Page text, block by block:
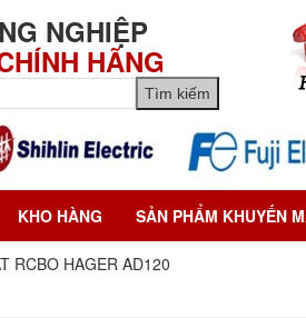
NGHIỆP
HÃNG
KHO HÀNG SẢN PHẨM KHUYẾN
RCBO HAGER AD120